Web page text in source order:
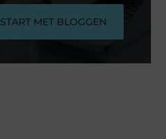
START MET BLOGGEN